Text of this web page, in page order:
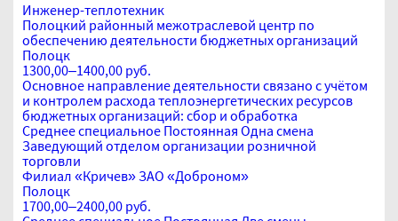
Инженер-теплотехник
Полоцкий районный межотраслевой центр по
обеспечению деятельности бюджетных организаций
Полоцк
1300,00–1400,00 руб.
Основное направление деятельности связано с учётом
и контролем расхода теплоэнергетических ресурсов
бюджетных организаций: сбор и обработка
Среднее специальное Постоянная Одна смена
Заведующий отделом организации розничной
торговли
Филиал «Кричев» ЗАО «Доброном»
Полоцк
1700,00–2400,00 руб.